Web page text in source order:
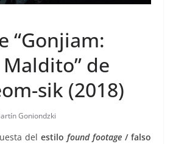
“Gonjiam:
de
sik (2018)
Goniondzki
del estilo found footage / falso